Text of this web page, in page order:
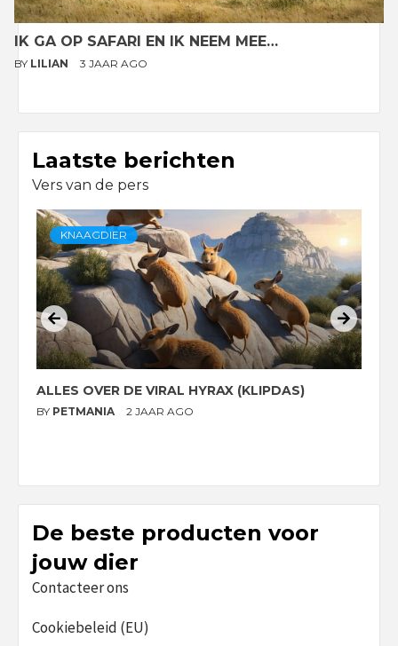
IK GA OP SAFARI EN IK NEEM MEE…
BY LILIAN 3 JAAR AGO
Laatste berichten
Vers van de pers
KNAAGDIER
ALLES OVER DE VIRAL HYRAX (KLIPDAS)
BY PETMANIA 2 JAAR AGO
De beste producten voor
jouw dier
Contacteer ons
Cookiebeleid (EU)